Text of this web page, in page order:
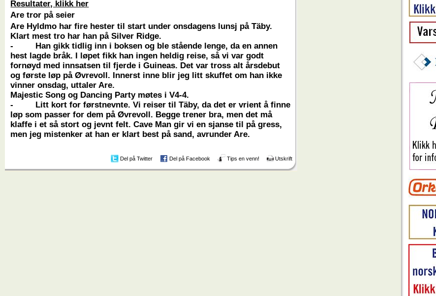
Resultater, klikk her
Are tror på seier
Are Hyldmo har fire hester til start under onsdagens lunsj på Täby.
Klart mest tro har han på Silver Ridge.
- Han gikk tidlig inn i boksen og ble stående lenge, da en annen
hest lagde bråk. I løpet fikk han ingen heldig reise, så vi var godt
fornøyd med innsatsen til fjerde i Guineas. Det var tross alt årsdebut
og første løp på Øvrevoll. Innerst inne blir jeg litt skuffet om han ikke
vinner onsdag, uttaler Are.
Majestic Song og Dancing Party møtes i V4-4.
- Litt kort for førstnevnte. Vi reiser til Täby, da det er vrient å finne
løp som passer for dem på Øvrevoll. Begge trener bra, men det må
klaffe i et så stort og jevnt felt. Cave Man gir vi en sjanse til på gress,
men jeg mistenker at han er klart best på sand, avrunder Are.
Del på Twitter Del på Facebook Tips en venn! Utskrift